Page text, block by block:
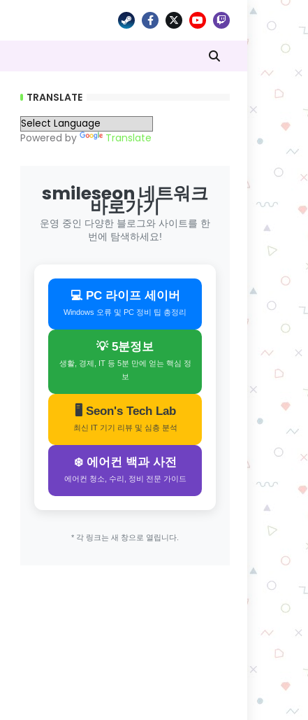
TRANSLATE
Powered by Translate
smileseon 네트워크
바로가기
운영 중인 다양한 블로그와 사이트를 한
번에 탐색하세요!
💻 PC 라이프 세이버
Windows 오류 및 PC 정비 팁 총정리
💡 5분정보
생활, 경제, IT 등 5분 만에 얻는 핵심 정
보
🖥️ Seon's Tech Lab
최신 IT 기기 리뷰 및 심층 분석
❄️ 에어컨 백과 사전
에어컨 청소, 수리, 정비 전문 가이드
* 각 링크는 새 창으로 열립니다.